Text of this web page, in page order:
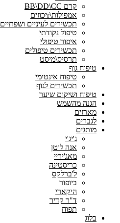
קרם BB\DD\CC
אמפולות\rיכוזים
תכשירים לעיניים ושפתיים
טיפול נקודתי
איפור טיפולי
תכשירים טיפולים
תרסיס\מיסט
טיפוח גוף
טיפוח אינטימי
תכשירים לגוף
טיפוח ושיקום שיער
הגנה מהשמש
מארזים
לגברים
מותגים
ג'יג'י
אנה לוטן
מאג'יריי
כריסטינה
ל'ברלקס
ביופור
היקארי
ד"ר קדיר
תפוח
בלוג